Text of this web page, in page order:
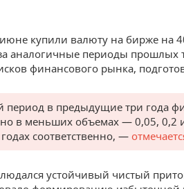
купили валюту на бирже на
аналогичные периоды прошлых
финансового рынка,
в предыдущие три года
в меньших объемах — 0,05, 0,2
соответственно, —
устойчивый чистый